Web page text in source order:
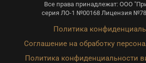
Все права принадлежат: ООО
серия ЛО-1 №00168 Лицензия
Политика
Соглашение на обработку
Политика конфиденциальности